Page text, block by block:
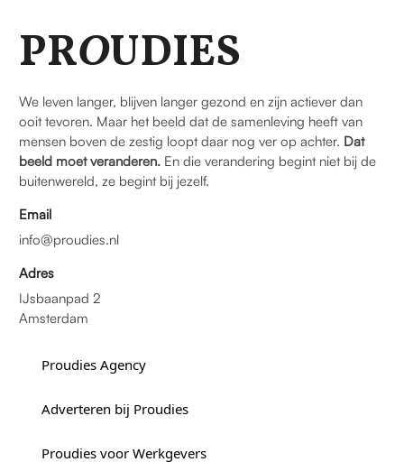
PROUDIES
We leven langer, blijven langer gezond en zijn actiever dan
ooit tevoren. Maar het beeld dat de samenleving heeft van
mensen boven de zestig loopt daar nog ver op achter. Dat
beeld moet veranderen. En die verandering begint niet bij de
buitenwereld, ze begint bij jezelf.
Email
info@proudies.nl
Adres
IJsbaanpad 2
Amsterdam
Proudies Agency
Adverteren bij Proudies
Proudies voor Werkgevers